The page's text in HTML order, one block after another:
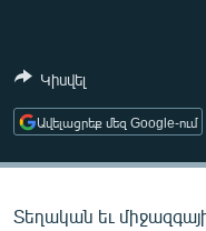
ՄԵԿՆԱԲԱՆՈՒԹՅՈՒՆ
ԿՈՐՈՆԱՎԻՐՈՒՍ
Կիսվել
Ավելացրեք մեզ Google-ում
Տեղական եւ